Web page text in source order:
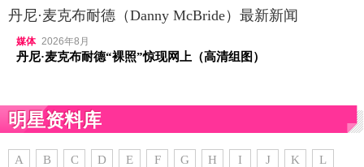
丹尼·麦克布耐德（Danny McBride）最新新闻
媒体 2026年8月
丹尼·麦克布耐德“裸照”惊现网上（高清组图）
明星资料库
A B C D E F G H I J K L